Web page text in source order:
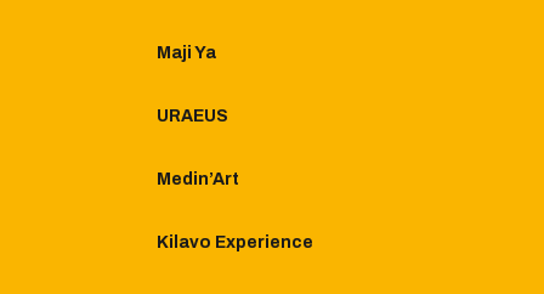
Maji Ya
URAEUS
Medin’Art
Kilavo Experience